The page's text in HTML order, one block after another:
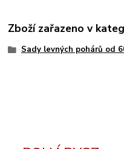
Zboží zařazeno v
Sady levných pohárů od